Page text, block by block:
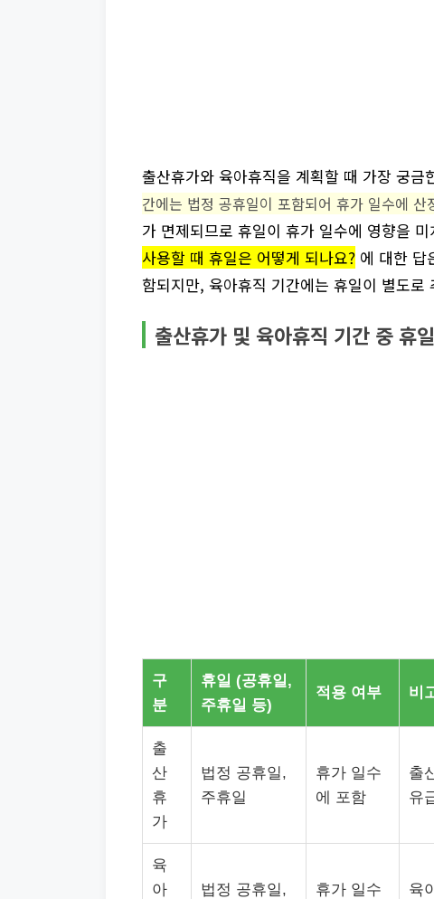
출산휴가와 육아휴직을 계획할 때 가장 궁
간에는 법정 공휴일이 포함되어 휴가 일수에 산
가 면제되므로 휴일이 휴가 일수에 영향을
사용할 때 휴일은 어떻게 되나요? 에 대한 답
함되지만, 육아휴직 기간에는 휴일이 별도로
출산휴가 및 육아휴직 기간 중 휴
구
분
휴일 (공휴일,
주휴일 등)
적용 여부 비
출
산
휴
가
법정 공휴일,
주휴일
휴가 일수
에 포함
출
유
육
아
법정 공휴일,
휴가 일수
육